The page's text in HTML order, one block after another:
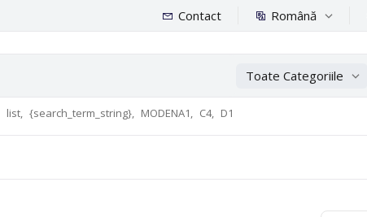
Contact Română
Toate Categoriile
list, {search_term_string}, MODENA1, C4, D1